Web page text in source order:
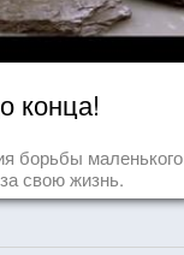
конца!
борьбы маленького
свою жизнь.